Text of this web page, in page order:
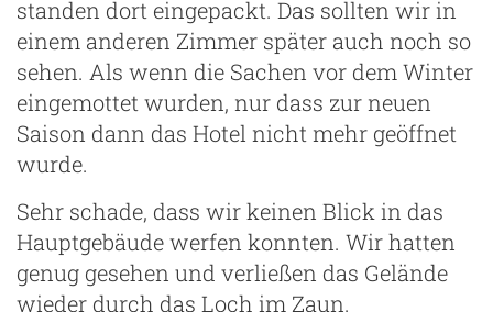
standen dort eingepackt. Das sollten wir in
einem anderen Zimmer später auch noch so
sehen. Als wenn die Sachen vor dem Winter
eingemottet wurden, nur dass zur neuen
Saison dann das Hotel nicht mehr geöffnet
wurde.
Sehr schade, dass wir keinen Blick in das
Hauptgebäude werfen konnten. Wir hatten
genug gesehen und verließen das Gelände
wieder durch das Loch im Zaun.